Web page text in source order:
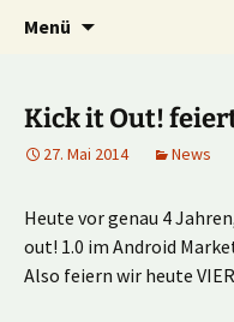
Kick it out!
Multiplayer
Menü
Kick it Out!
27. Mai 2014 News
Heute vor genau 4
out! 1.0 im Android
Also feiern wir heute